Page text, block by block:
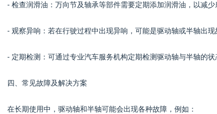
- 检查润滑油：万向节及轴承等部件需要定期添加润滑油，以减
- 观察异响：若在行驶过程中出现异响，可能是驱动轴或半轴出
- 定期检测：可通过专业汽车服务机构定期检测驱动轴与半轴的
四、常见故障及解决方案
在长期使用中，驱动轴和半轴可能会出现各种故障，例如：